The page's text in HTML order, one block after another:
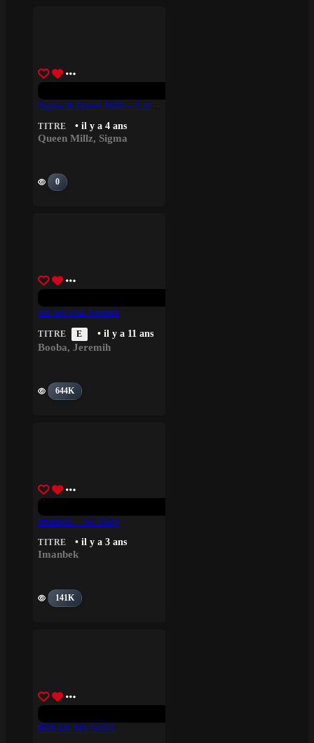
TITRE • il y a 4 ans
Queen Millz, Sigma
0
All Set Feat Jeremih
TITRE E • il y a 11 ans
Booba, Jeremih
644K
Imanbek – No Sleep
TITRE • il y a 3 ans
Imanbek
141K
BREAK MY SOUL